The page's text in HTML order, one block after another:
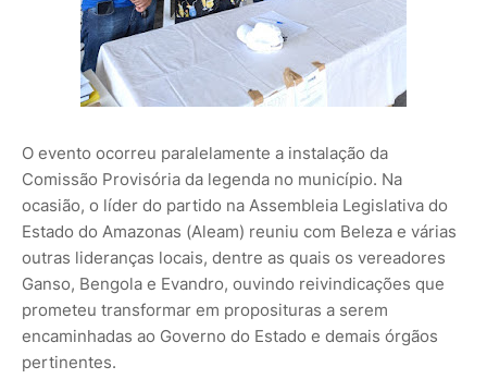
O evento ocorreu paralelamente a instalação da
Comissão Provisória da legenda no município. Na
ocasião, o líder do partido na Assembleia Legislativa do
Estado do Amazonas (Aleam) reuniu com Beleza e várias
outras lideranças locais, dentre as quais os vereadores
Ganso, Bengola e Evandro, ouvindo reivindicações que
prometeu transformar em proposituras a serem
encaminhadas ao Governo do Estado e demais órgãos
pertinentes.